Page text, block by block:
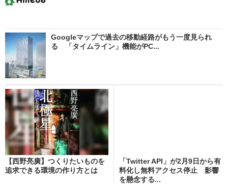
Googleマップで過去の移動経路がもう一度見られ
る 「タイムライン」機能がPC...
【西野亮廣】つくりたいものを
追求できる環境の作り方とは
「Twitter API」が2月9日から有
料化し無料アクセス停止 影響
を懸念する...